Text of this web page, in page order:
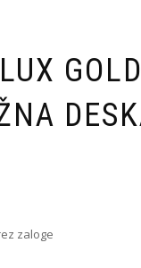
zaloge